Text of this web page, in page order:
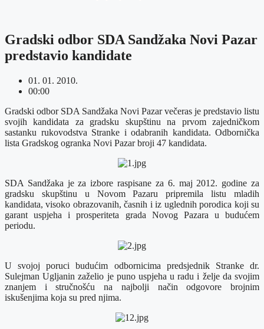
Gradski odbor SDA Sandžaka Novi Pazar
predstavio kandidate
01. 01. 2010.
00:00
Gradski odbor SDA Sandžaka Novi Pazar večeras je predstavio listu
svojih kandidata za gradsku skupštinu na prvom zajedničkom
sastanku rukovodstva Stranke i odabranih kandidata. Odbornička
lista Gradskog ogranka Novi Pazar broji 47 kandidata.
SDA Sandžaka je za izbore raspisane za 6. maj 2012. godine za
gradsku skupštinu u Novom Pazaru pripremila listu mladih
kandidata, visoko obrazovanih, časnih i iz uglednih porodica koji su
garant uspjeha i prosperiteta grada Novog Pazara u budućem
periodu.
U svojoj poruci budućim odbornicima predsjednik Stranke dr.
Sulejman Ugljanin zaželio je puno uspjeha u radu i želje da svojim
znanjem i stručnošću na najbolji način odgovore brojnim
iskušenjima koja su pred njima.